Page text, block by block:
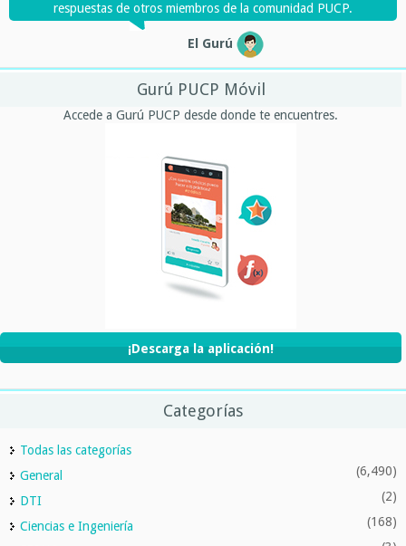
respuestas de otros miembros de la comunidad PUCP.
El Gurú
Gurú PUCP Móvil
Accede a Gurú PUCP desde donde te encuentres.
¡Descarga la aplicación!
Categorías
Todas las categorías
General
(6,490)
DTI (2)
Ciencias e Ingeniería (168)